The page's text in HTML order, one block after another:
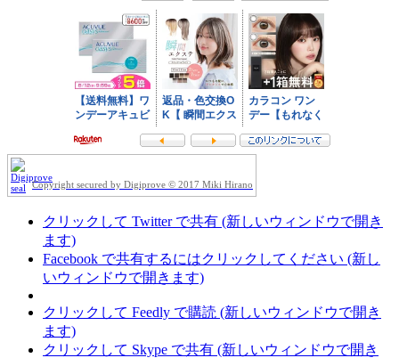
Copyright secured by Digiprove © 2017 Miki Hirano
クリックして Twitter で共有 (新しいウィンドウで開き
ます)
Facebook で共有するにはクリックしてください (新し
いウィンドウで開きます)
クリックして Feedly で購読 (新しいウィンドウで開き
ます)
クリックして Skype で共有 (新しいウィンドウで開き